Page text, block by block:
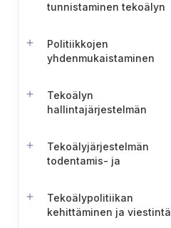
tunnistaminen tekoälyn
Politiikkojen
yhdenmukaistaminen
Tekoälyn
hallintajärjestelmän
tiedottaminen
Tekoälyjärjestelmän
todentamis- ja
Tekoälypolitiikan
kehittäminen ja viestintä